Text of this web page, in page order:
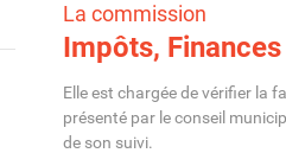
La commission
Impôts,
Elle est chargée de vérifier la
présenté par le conseil
de son suivi.